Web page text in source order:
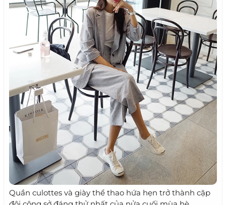
Quần culottes và giày thể thao hứa hẹn trở thành cặp